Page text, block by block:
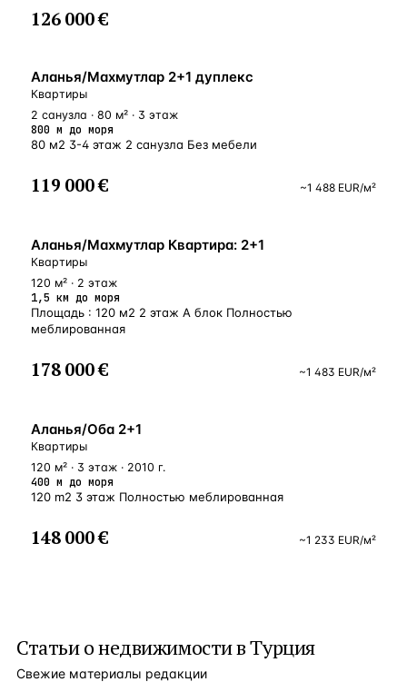
126 000 €
БЛИЗКО К МОРЮ
Аланья/Махмутлар 2+1 дуплекс
Квартиры
2 санузла · 80 м² · 3 этаж
800 м до моря
80 м2 3-4 этаж 2 санузла Без мебели
119 000 € ~1 488 EUR/м²
БЛИЗКО К МОРЮ
Аланья/Махмутлар Квартира: 2+1
Квартиры
120 м² · 2 этаж
1,5 км до моря
Площадь : 120 м2 2 этаж А блок Полностью
меблированная
178 000 € ~1 483 EUR/м²
У МОРЯ
Аланья/Оба 2+1
Квартиры
120 м² · 3 этаж · 2010 г.
400 м до моря
120 m2 3 этаж Полностью меблированная
148 000 € ~1 233 EUR/м²
Статьи онедвижимости в Турция
Свежие материалы редакции